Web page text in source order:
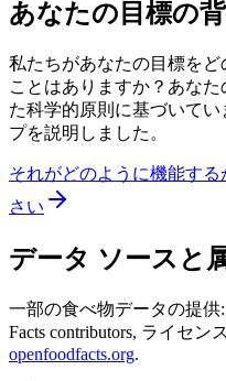
あなたの目標の
私たちがあなたの目標を
ことはありますか？あな
た科学的原則に基づいて
プを説明しました。
それがどのように機能す
さい
データ ソースと
一部の食べ物データの提供:
Facts contributors, ライセン
openfoodfacts.org.